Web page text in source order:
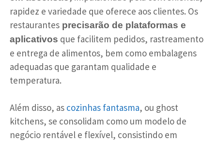
rapidez e variedade que oferece aos clientes. Os
restaurantes precisarão de plataformas e
aplicativos que facilitem pedidos, rastreamento
e entrega de alimentos, bem como embalagens
adequadas que garantam qualidade e
temperatura.
Além disso, as cozinhas fantasma, ou ghost
kitchens, se consolidam como um modelo de
negócio rentável e flexível, consistindo em